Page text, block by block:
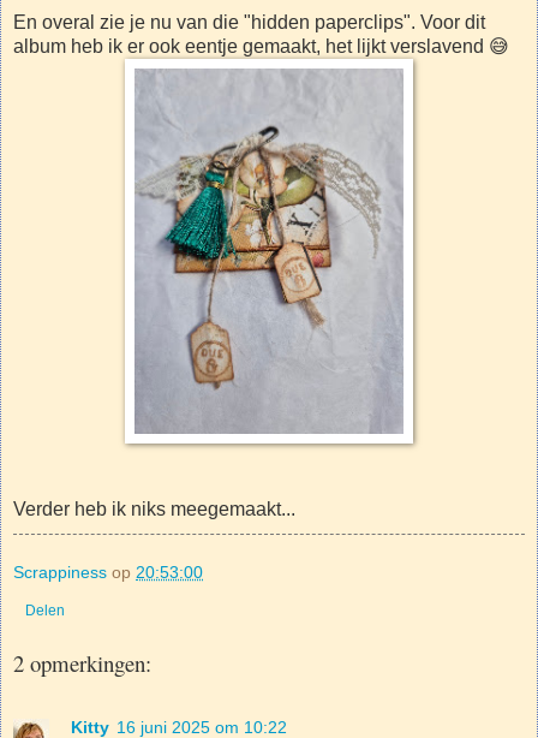
En overal zie je nu van die "hidden paperclips". Voor dit
album heb ik er ook eentje gemaakt, het lijkt verslavend 😅
Verder heb ik niks meegemaakt...
Scrappiness op 20:53:00
Delen
2 opmerkingen:
Kitty 16 juni 2025 om 10:22